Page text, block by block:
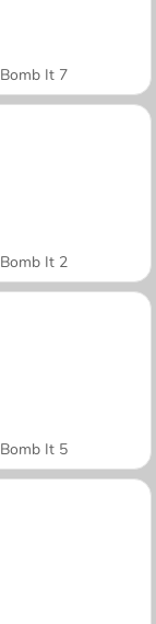
Bomb It 7
Bomb It 2
Bomb It 5